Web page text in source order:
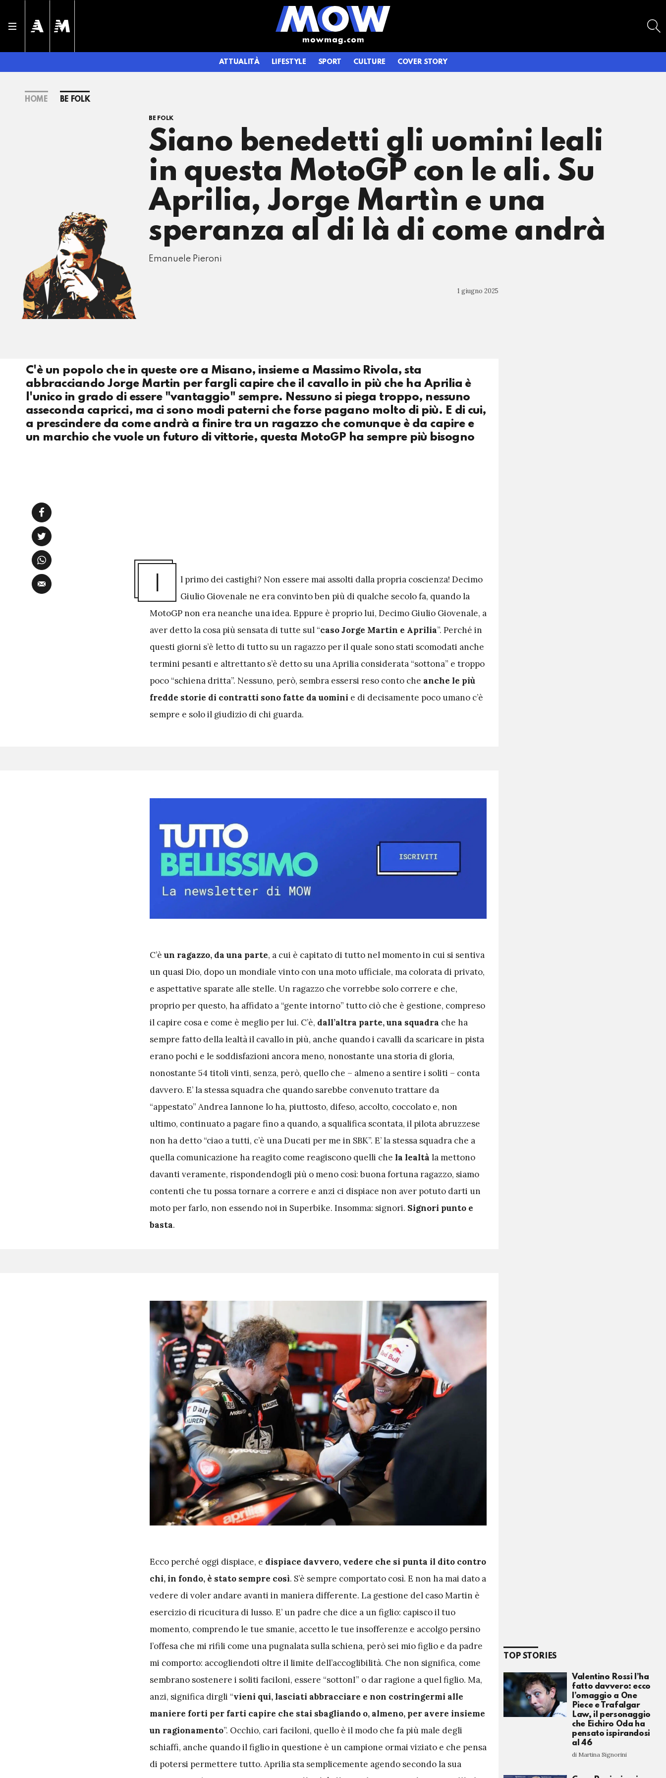
ATTUALITÀ LIFESTYLE SPORT CULTURE COVER STORY
HOME BE FOLK
BE FOLK
Siano benedetti gli uomini leali
in questa MotoGP con le ali. Su
Aprilia, Jorge Martìn e una
speranza al di là di come andrà
Emanuele Pieroni
1 giugno 2025
C'è un popolo che in queste ore a Misano, insieme a Massimo Rivola, sta
abbracciando Jorge Martin per fargli capire che il cavallo in più che ha Aprilia è
l'unico in grado di essere "vantaggio" sempre. Nessuno si piega troppo, nessuno
asseconda capricci, ma ci sono modi paterni che forse pagano molto di più. E di cui,
a prescindere da come andrà a finire tra un ragazzo che comunque è da capire e
un marchio che vuole un futuro di vittorie, questa MotoGP ha sempre più bisogno
I
l primo dei castighi? Non essere mai assolti dalla propria coscienza! Decimo
Giulio Giovenale ne era convinto ben più di qualche secolo fa, quando la
MotoGP non era neanche una idea. Eppure è proprio lui, Decimo Giulio Giovenale, a
aver detto la cosa più sensata di tutte sul “caso Jorge Martin e Aprilia”. Perché in
questi giorni s’è letto di tutto su un ragazzo per il quale sono stati scomodati anche
termini pesanti e altrettanto s’è detto su una Aprilia considerata “sottona” e troppo
poco “schiena dritta”. Nessuno, però, sembra essersi reso conto che anche le più
fredde storie di contratti sono fatte da uomini e di decisamente poco umano c’è
sempre e solo il giudizio di chi guarda.
C’èun ragazzo, da una parte, a cui è capitato di tutto nel momento in cui si sentiva
un quasi Dio, dopo un mondiale vinto con una moto ufficiale, ma colorata di privato,
e aspettative sparate alle stelle. Un ragazzo che vorrebbe solo correre e che,
proprio per questo, ha affidato a “gente intorno” tutto ciò che è gestione, compreso
il capire cosa e come è meglio per lui. C’è, dall’altra parte, una squadra che ha
sempre fatto della lealtà il cavallo in più, anche quando i cavalli da scaricare in pista
erano pochi e le soddisfazioni ancora meno, nonostante una storia di gloria,
nonostante 54 titoli vinti, senza, però, quello che – almeno a sentire i soliti – conta
davvero. E’ la stessa squadra che quando sarebbe convenuto trattare da
“appestato” Andrea Iannone lo ha, piuttosto, difeso, accolto, coccolato e, non
ultimo, continuato a pagare fino a quando, a squalifica scontata, il pilota abruzzese
non ha detto “ciao a tutti, c’è una Ducati per me in SBK”. E’ la stessa squadra che a
quella comunicazione ha reagito come reagiscono quelli che la lealtà la mettono
davanti veramente, rispondendogli più o meno così: buona fortuna ragazzo, siamo
contenti che tu possa tornare a correre e anzi ci dispiace non aver potuto darti un
moto per farlo, non essendo noi in Superbike. Insomma: signori. Signori punto e
basta.
Ecco perché oggi dispiace, e dispiace davvero, vedere che si punta il dito contro
chi, in fondo, è stato sempre così. S’è sempre comportato così. E non ha mai dato a
vedere di voler andare avanti in maniera differente. La gestione del caso Martin è
esercizio di ricucitura di lusso. E’ un padre che dice a un figlio: capisco il tuo
momento, comprendo le tue smanie, accetto le tue insofferenze e accolgo persino
l’offesa che mi rifili come una pugnalata sulla schiena, però sei mio figlio e da padre
mi comporto: accogliendoti oltre il limite dell’accoglibilità. Che non significa, come
sembrano sostenere i soliti faciloni, essere “sottonI” o dar ragione a quel figlio. Ma,
anzi, significa dirgli “vieni qui, lasciati abbracciare e non costringermi alle
maniere forti per farti capire che stai sbagliando o, almeno, per avere insieme
un ragionamento”. Occhio, cari faciloni, quello è il modo che fa più male degli
schiaffi, anche quando il figlio in questione è un campione ormai viziato e che pensa
di potersi permettere tutto. Aprilia sta semplicemente agendo secondo la sua
TOP STORIES
Valentino Rossi l’ha
fatto davvero: ecco
l’omaggio a One
Piece e Trafalgar
Law, il personaggio
che Eichiro Oda ha
pensato ispirandosi
al 46
di Martina Signorini